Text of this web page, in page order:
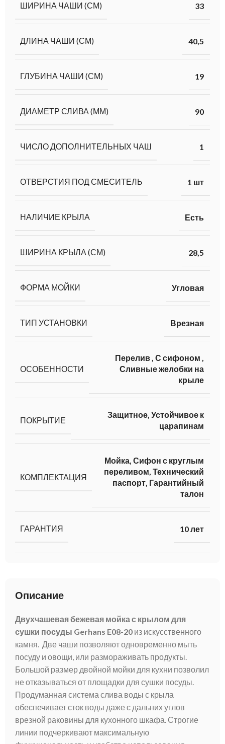
Описание
Двухчашевая бежевая мойка с крылом для
сушки посуды Gerhans E08-20 из искусственного
камня. Две чаши позволяют одновременно мыть
посуду и овощи, или размораживать продукты.
Большой размер двойной мойки для кухни позволил
не отказываться от площадки для сушки посуды.
Продуманная система слива воды с крыла
обеспечивает сток воды даже с дальних углов
врезной раковины для кухонного шкафа. Строгие
линии подчеркивают максимальную
ШИРИНА ЧАШИ (СМ) 33
ДЛИНА ЧАШИ (СМ) 40,5
ГЛУБИНА ЧАШИ (СМ) 19
ДИАМЕТР СЛИВА (ММ) 90
ЧИСЛО ДОПОЛНИТЕЛЬНЫХ ЧАШ 1
ОТВЕРСТИЯ ПОД СМЕСИТЕЛЬ 1 шт
НАЛИЧИЕ КРЫЛА Есть
ШИРИНА КРЫЛА (СМ) 28,5
ФОРМА МОЙКИ Угловая
ТИП УСТАНОВКИ Врезная
ОСОБЕННОСТИ
Перелив, С сифоном ,
Сливные желобки на
крыле
ПОКРЫТИЕ
Защитное, Устойчивое к
царапинам
КОМПЛЕКТАЦИЯ
Мойка, Сифон с круглым
переливом, Технический
паспорт, Гарантийный
талон
ГАРАНТИЯ 10 лет